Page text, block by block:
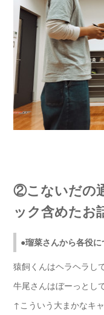
②こないだの
ック含めたお
●瑠菜さんから各役に
猿飼くんはヘラヘラし
牛尾さんはぼーっとし
↑こういう大まかなキ